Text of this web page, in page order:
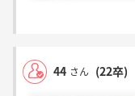
44 さん (22卒)